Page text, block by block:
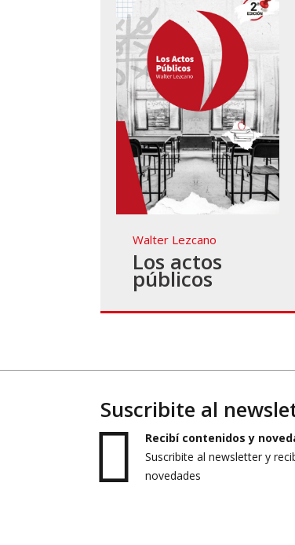
Walter Lezcano
Los actos
públicos
Suscribite al
Recibí contenidos y
Suscribite al newsletter y
novedades